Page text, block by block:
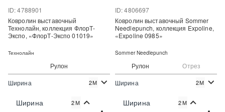
Рулон
ID: 4788901
Цена:
Ковролин выставочный
Технолайн, коллекция ФлорТ-
Экспо, «ФлорТ-Экспо 01019»
Технолайн
Ширина 2М
Ширина 2М
Рулон Отрез
ID: 4806697
Цена:
Ковролин выставочный Sommer
Needlepunch, коллекция Expoline,
«Expoline 0985»
Sommer Needlepunch
Ширина 2М
Ширина 2М